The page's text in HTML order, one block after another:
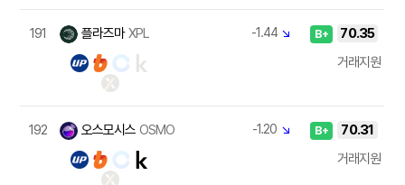
191 플라즈마XPL -1.44 ↘ B+
70.35
거래지원
192 오스모시스 OSMO -1.20 ↘ B+
70.31
거래지원